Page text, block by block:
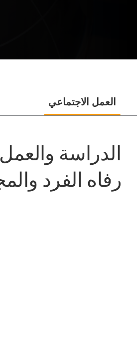
العمل الاجتماعي
الدراسة
رفاه الفرد